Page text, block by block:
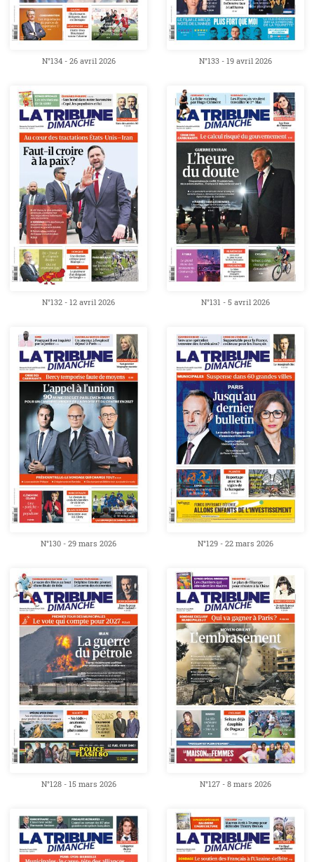
N°134 - 26 avril 2026 N°133 - 19 avril 2026
N°132 - 12 avril 2026 N°131 - 5 avril 2026
N°130 - 29 mars 2026 N°129 - 22 mars 2026
N°128 - 15 mars 2026 N°127 - 8 mars 2026